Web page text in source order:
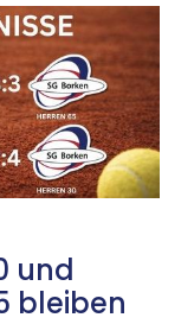
und
bleiben